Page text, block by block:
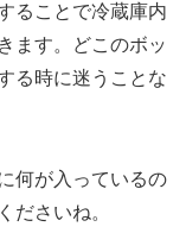
ることで冷蔵庫内
ます。どこのボッ
る時に迷うことな
何が入っているの
ださいね。